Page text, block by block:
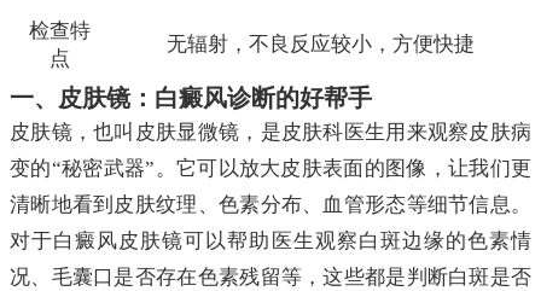
检查特
点
无辐射，不良反应较小，方便快捷
一、皮肤镜：白癜风诊断的好帮手
皮肤镜，也叫皮肤显微镜，是皮肤科医生用来观察皮肤病
变的“秘密武器”。它可以放大皮肤表面的图像，让我们更
清晰地看到皮肤纹理、色素分布、血管形态等细节信息。
对于白癜风皮肤镜可以帮助医生观察白斑边缘的色素情
况、毛囊口是否存在色素残留等，这些都是判断白斑是否